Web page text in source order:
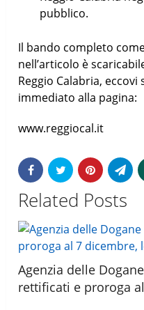
pubblico.
Il bando completo
nell’articolo è
Reggio Calabria, eccovi
immediato alla pagina:
www.reggiocal.it
Related Posts
Agenzia delle
rettificati e proroga